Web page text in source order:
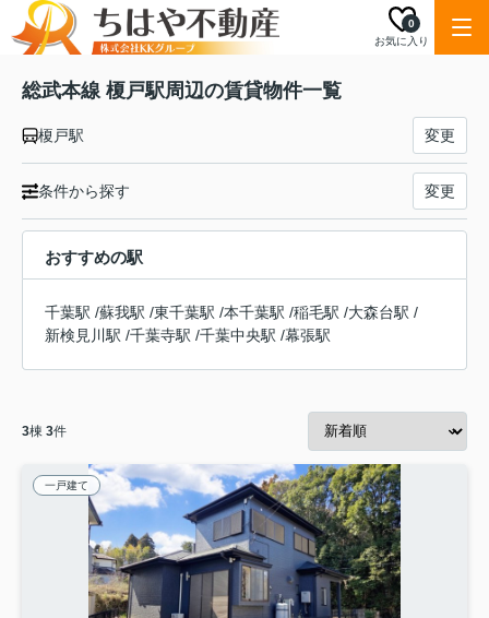
お気に入り
0
総武本線 榎戸駅周辺の賃貸物件一覧
榎戸駅 変更
条件から探す 変更
おすすめの駅
千葉駅 /蘇我駅 /東千葉駅 /本千葉駅 /稲毛駅 /大森台駅 /
新検見川駅 /千葉寺駅 /千葉中央駅 /幕張駅
3棟 3件
一戸建て